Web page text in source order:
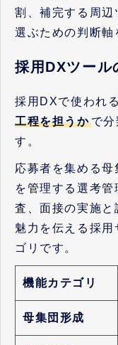
割、補完する周辺
選ぶための判断軸
採用DXツール
採用DXで使われ
工程を担うかで分
す。
応募者を集める
を管理する選考
査、面接の実施
魅力を伝える採
ゴリです。
機能カテゴリ
母集団形成